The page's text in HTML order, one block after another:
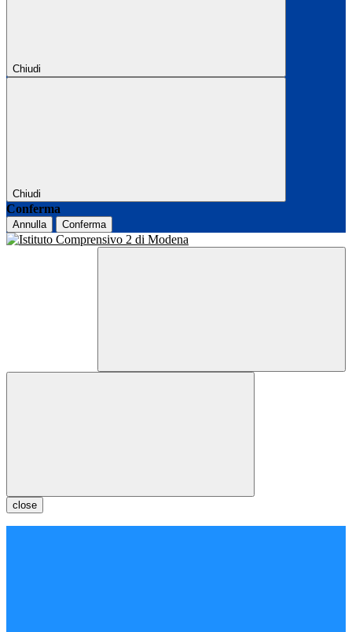
Chiudi
Chiudi
Conferma
Annulla Conferma
close